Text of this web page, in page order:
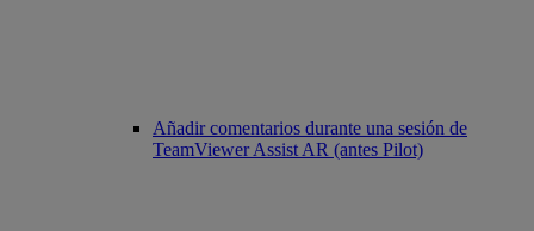
Añadir comentarios durante una sesión de
TeamViewer Assist AR (antes Pilot)